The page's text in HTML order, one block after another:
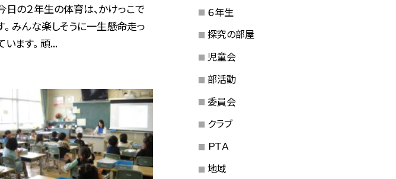
日の２年生の体育は、かけっこで
。 みんな楽しそうに一生懸命走っ
います。 頑...
６年生
探究の部屋
児童会
部活動
委員会
クラブ
ＰＴＡ
地域